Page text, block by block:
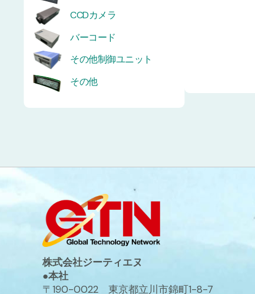
CCDカメラ
バーコード
その他制御ユニット
その他
株式会社ジーティエヌ
●本社
〒190-0022 東京都立川市錦町1-8-7